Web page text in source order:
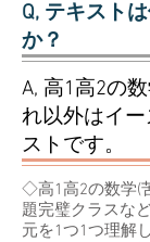
Q, テキスト
か？
A, 高1高2の
れ以外はイ
ストです。
◇高1高2の数学(
題完璧クラスな
元を1つ1つ理解